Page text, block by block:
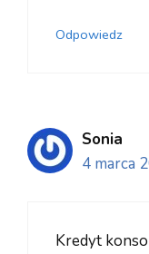
Odpowiedz
Sonia
4 marca
Kredyt